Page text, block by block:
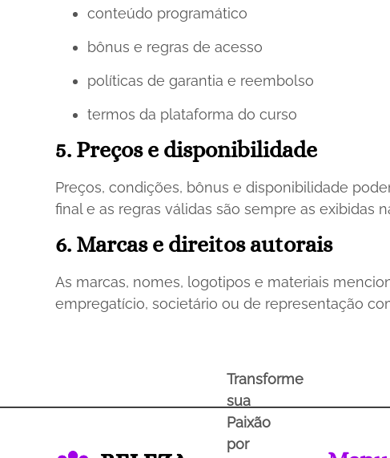
conteúdo programático
bônus e regras de acesso
políticas de garantia e reembolso
termos da plataforma do curso
5. Preços e disponibilidade
Preços, condições, bônus e disponibilidade
final e as regras válidas são sempre as exibidas
6. Marcas e direitos autorais
As marcas, nomes, logotipos e materiais
empregatício, societário ou de representação
Transforme
sua
Paixão
por